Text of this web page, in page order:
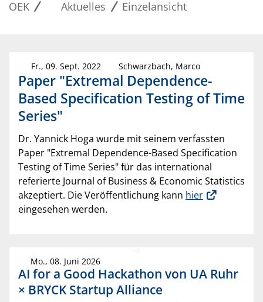
OEK Aktuelles Einzelansicht
Fr., 09. Sept. 2022 Schwarzbach, Marco
Paper "Extremal Dependence-
Based Specification Testing of Time
Series"
Dr. Yannick Hoga wurde mit seinem verfassten
Paper "Extremal Dependence-Based Specification
Testing of Time Series" für das international
referierte Journal of Business & Economic Statistics
akzeptiert. Die Veröffentlichung kann hier
eingesehen werden.
Mo., 08. Juni 2026
AI for a Good Hackathon von UA Ruhr
× BRYCK Startup Alliance